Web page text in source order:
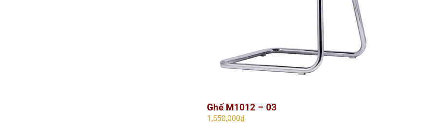
Ghế M1012 – 03
1,550,000₫